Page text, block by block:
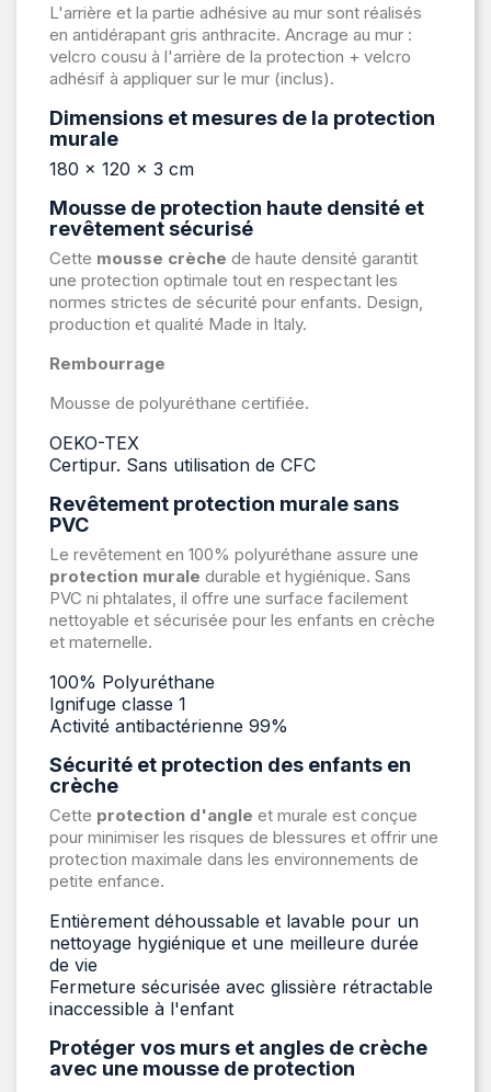
L'arrière et la partie adhésive au mur sont réalisés
en antidérapant gris anthracite. Ancrage au mur :
velcro cousu à l'arrière de la protection + velcro
adhésif à appliquer sur le mur (inclus).
Dimensions et mesures de la protection
murale
180 x 120 x 3 cm
Mousse de protection haute densité et
revêtement sécurisé
Cette mousse crèche de haute densité garantit
une protection optimale tout en respectant les
normes strictes de sécurité pour enfants. Design,
production et qualité Made in Italy.
Rembourrage
Mousse de polyuréthane certifiée.
OEKO-TEX
Certipur. Sans utilisation de CFC
Revêtement protection murale sans
PVC
Le revêtement en 100% polyuréthane assure une
protection murale durable et hygiénique. Sans
PVC ni phtalates, il offre une surface facilement
nettoyable et sécurisée pour les enfants en crèche
et maternelle.
100% Polyuréthane
Ignifuge classe 1
Activité antibactérienne 99%
Sécurité et protection des enfants en
crèche
Cette protection d'angle et murale est conçue
pour minimiser les risques de blessures et offrir une
protection maximale dans les environnements de
petite enfance.
Entièrement déhoussable et lavable pour un
nettoyage hygiénique et une meilleure durée
de vie
Fermeture sécurisée avec glissière rétractable
inaccessible à l'enfant
Protéger vos murs et angles de crèche
avec une mousse de protection